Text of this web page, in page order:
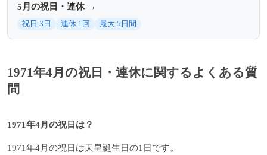
5月の祝日・連休 →
祝日 3日 連休 1回 最大 5日間
1971年4月の祝日・連休に関するよくある質
問
1971年4月の祝日は？
1971年4月の祝日は天皇誕生日の1日です。